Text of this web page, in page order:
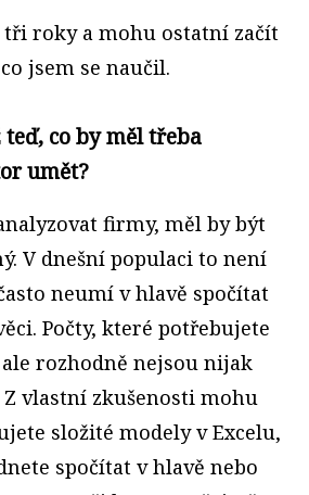
tři roky a mohu ostatní začít
jsem se naučil.
co by měl třeba
umět?
firmy, měl by být
V dnešní populaci to není
neumí v hlavě spočítat
Počty, které potřebujete
rozhodně nejsou nijak
Z vlastní zkušenosti mohu
složité modely v Excelu,
spočítat v hlavě nebo